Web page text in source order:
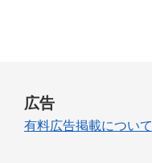
広告
有料広告掲載について